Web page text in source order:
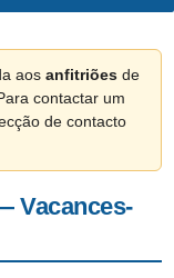
aosanfitriões de
contactar um
de contacto
Vacances-